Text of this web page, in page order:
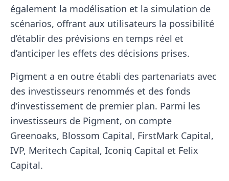
également la modélisation et la simulation de
scénarios, offrant aux utilisateurs la possibilité
d’établir des prévisions en temps réel et
d’anticiper les effets des décisions prises.
Pigment a en outre établi des partenariats avec
des investisseurs renommés et des fonds
d’investissement de premier plan. Parmi les
investisseurs de Pigment, on compte
Greenoaks, Blossom Capital, FirstMark Capital,
IVP, Meritech Capital, Iconiq Capital et Felix
Capital.